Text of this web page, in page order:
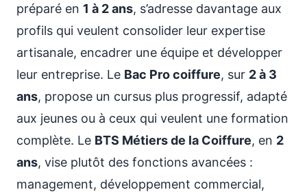
préparé en 1 à 2 ans, s’adresse davantage aux
profils qui veulent consolider leur expertise
artisanale, encadrer une équipe et développer
leur entreprise. Le Bac Pro coiffure, sur 2 à 3
ans, propose un cursus plus progressif, adapté
aux jeunes ou à ceux qui veulent une formation
complète. Le BTS Métiers de la Coiffure, en 2
ans, vise plutôt des fonctions avancées :
management, développement commercial,